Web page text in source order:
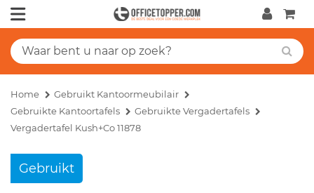
Home
Gebruikt Kantoormeubilair
Gebruikte Kantoortafels
Gebruikte Vergadertafels
Vergadertafel Kush+Co 11878
Gebruikt